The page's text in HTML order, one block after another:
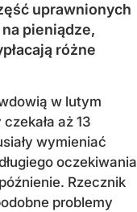
uprawnionych
pieniądze,
różne
w lutym
aż 13
wymieniać
oczekiwania
Rzecznik
problemy